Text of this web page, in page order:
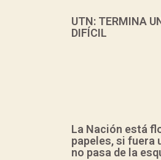
UTN: TERMINA
DIFÍCIL
La Nación está
papeles, si fuera
no pasa de la